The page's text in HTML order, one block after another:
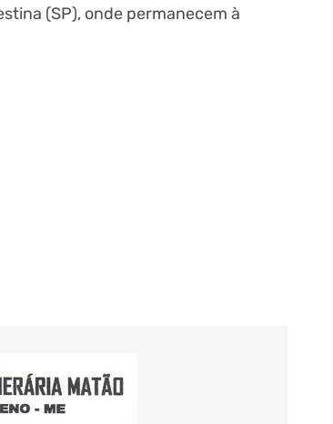
(SP), onde permanecem à